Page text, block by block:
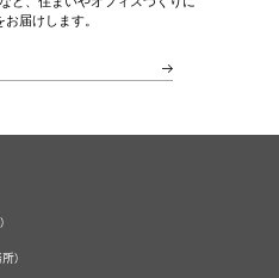
届けします。
）